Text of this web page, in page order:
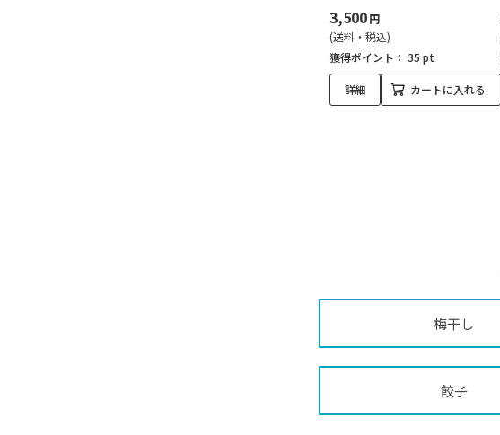
3,500円
(送料・税込)
獲得ポイント： 35 pt
詳細 カートに入れる
梅干し
餃子